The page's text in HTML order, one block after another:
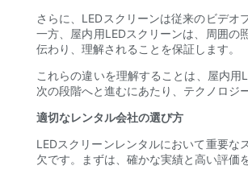
さらに、LEDスクリーンは従来のビデオ
一方、屋内用LEDスクリーンは、周囲の
伝わり、理解されることを保証します。
これらの違いを理解することは、屋内
次の段階へと進むにあたり、テクノロジ
適切なレンタル会社の選び方
LEDスクリーンレンタルにおいて重要
欠です。まずは、確かな実績と高い評価